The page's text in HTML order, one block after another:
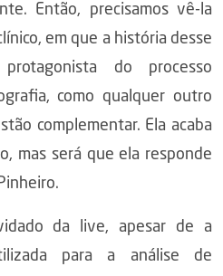
Então, precisamos vê-la
em que a história desse
do processo
como qualquer outro
complementar. Ela acaba
mas será que ela responde
da live, apesar de a
para a análise de